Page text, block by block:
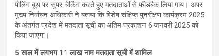
पोलिंग बूथ पर सुपर चेकिंग करते हुए मतदाताओं से फीडबैक लिया गाय। अपर
मुख्य निर्वाचन अधिकारी ने बताया कि विशेष संक्षिप्त पुनरीक्षण कार्यक्रम 2025
के अंतर्गत प्रदेश में मतदाता सूची का अंतिम प्रकाशन 6 जनवरी 2025 को
किया जाएगा।
5साल में लगभग 11लाख नाम मतदाता सूची में शामिल